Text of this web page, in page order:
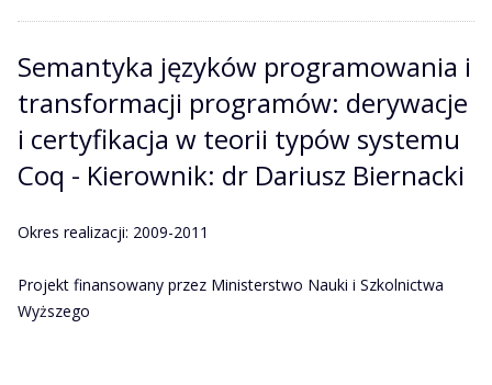
Semantyka języków programowania i
transformacji programów: derywacje
i certyfikacja w teorii typów systemu
Coq - Kierownik: dr Dariusz Biernacki
Okres realizacji: 2009-2011
Projekt finansowany przez Ministerstwo Nauki i Szkolnictwa
Wyższego